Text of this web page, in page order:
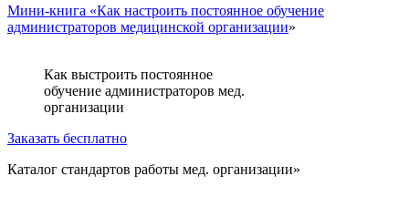
Мини-книга «Как настроить постоянное обучение
администраторов медицинской организации»
Как выстроить постоянное
обучение администраторов мед.
организации
Заказать бесплатно
Каталог стандартов работы мед. организации»